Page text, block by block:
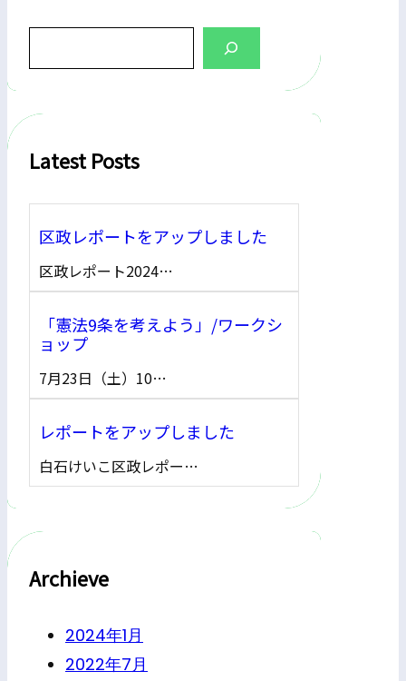
a
c
Latest Posts
区政レポートをアップしました
区政レポート2024…
「憲法9条を考えよう」/ワークシ
ョップ
7月23日（土）10…
レポートをアップしました
白石けいこ区政レポー…
Archieve
2024年1月
2022年7月